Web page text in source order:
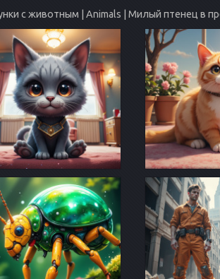
с животным | Animals | Милый птенец в